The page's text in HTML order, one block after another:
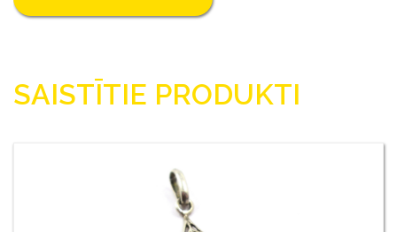
SAISTĪTIE PRODUKTI